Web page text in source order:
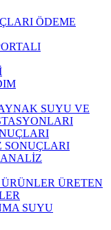
ÖDEME
SUYU VE
SONUÇLARI
ÜRETEN
SUYU